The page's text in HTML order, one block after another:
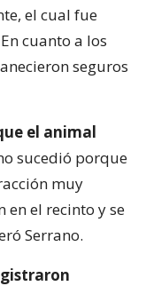
el cual fue
cuanto a los
seguros
el animal
sucedió porque
muy
en el recinto y se
Serrano.